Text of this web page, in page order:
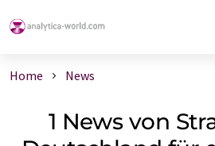
Home News
1 News von